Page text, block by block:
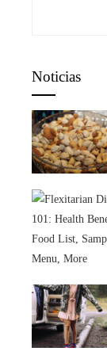
Noticias